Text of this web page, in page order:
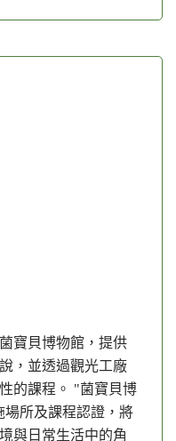
寶貝博物館，提供
，並透過觀光工廠
的課程。 "菌寶貝博
所及課程認證，將
與日常生活中的角